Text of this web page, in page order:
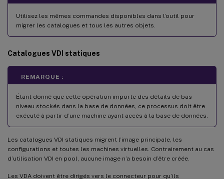
Utilisez les mêmes commandes disponibles dans l’outil pour
migrer les catalogues et tous les autres objets.
Catalogues VDI statiques
REMARQUE :
Étant donné que cette opération importe des détails de bas
niveau stockés dans la base de données, ce processus doit être
exécuté à partir d’une machine ayant accès à la base de données.
Les catalogues VDI statiques migrent l’image principale, les
configurations et toutes les machines virtuelles. Contrairement au cas
d’utilisation VDI en pool, aucune image n’a besoin d’être créée.
Les VDA doivent être dirigés vers le connecteur pour qu’ils